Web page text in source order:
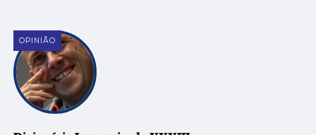
OPINIÃO